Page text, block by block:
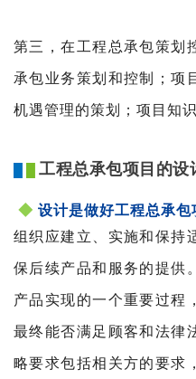
第三，在工程总承包策划
承包业务策划和控制；项
机遇管理的策划；项目知
工程总承包项目的设
◆ 设计是做好工程总承包
组织应建立、实施和保持
保后续产品和服务的提供
产品实现的一个重要过程
最终能否满足顾客和法律
略要求包括相关方的要求